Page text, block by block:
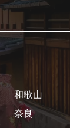
和歌山
奈良